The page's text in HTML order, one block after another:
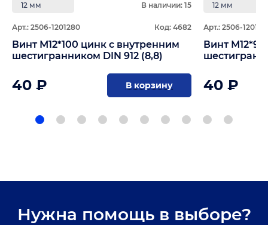
12 мм В наличии: 15
Арт.: 2506-1201280 Код: 4682
Винт М12*100 цинк с внутренним
шестигранником DIN 912 (8,8)
40 ₽ В корзину
12 мм
Арт.: 2506-
Винт
40 ₽
Нужна помощь в выборе?